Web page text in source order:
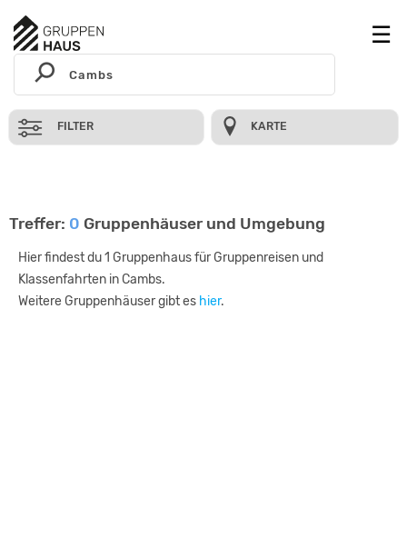
FILTER KARTE
Treffer: 0 Gruppenhäuser und Umgebung
Hier findest du 1 Gruppenhaus für Gruppenreisen und
Klassenfahrten in Cambs.
Weitere Gruppenhäuser gibt es hier.